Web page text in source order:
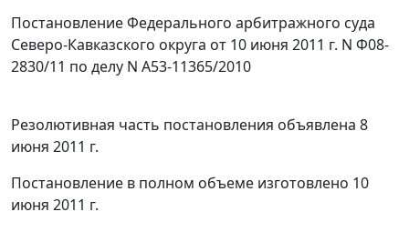
Постановление Федерального арбитражного суда
Северо-Кавказского округа от 10 июня 2011 г. N Ф08-
2830/11 по делу N А53-11365/2010
Резолютивная часть постановления объявлена 8
июня 2011 г.
Постановление в полном объеме изготовлено 10
июня 2011 г.